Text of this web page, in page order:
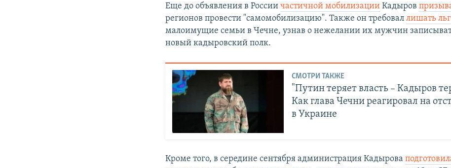
Еще до объявления в Россиичастичной мобилизации Кадыров
регионов провести "самомобилизацию". Также он требоваллишать
малоимущие семьи в Чечне, узнав о нежелании их мужчин
новый кадыровский полк.
СМОТРИ ТАКЖЕ
"Путин теряет власть – Кадыров
Как глава Чечни реагировал на
в Украине
Кроме того, в середине сентября администрация Кадырова